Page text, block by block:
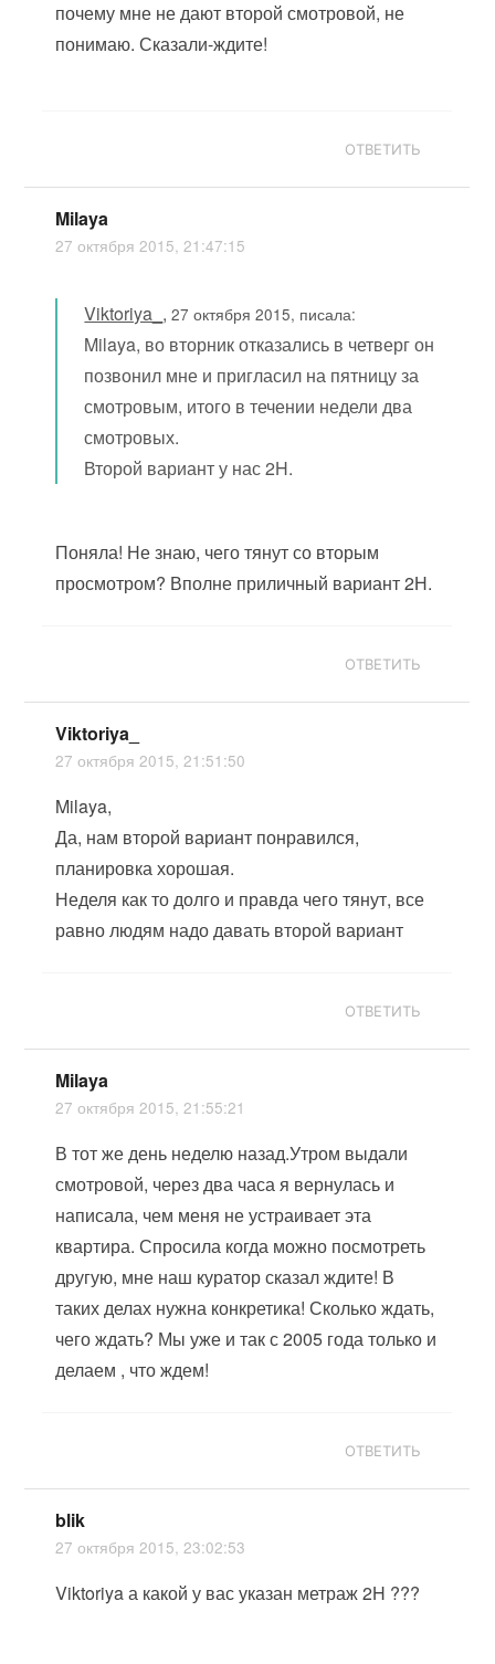
почему мне не дают второй смотровой, не
понимаю. Сказали-ждите!
ОТВЕТИТЬ
Milaya
27 октября 2015, 21:47:15
Viktoriya_ ,27 октября 2015, писала:
Milaya, во вторник отказались в четверг он
позвонил мне и пригласил на пятницу за
смотровым, итого в течении недели два
смотровых.
Второй вариант у нас 2H.
Поняла! Не знаю, чего тянут со вторым
просмотром? Вполне приличный вариант 2Н.
ОТВЕТИТЬ
Viktoriya_
27 октября 2015, 21:51:50
Milaya,
Да, нам второй вариант понравился,
планировка хорошая.
Неделя как то долго и правда чего тянут, все
равно людям надо давать второй вариант
ОТВЕТИТЬ
Milaya
27 октября 2015, 21:55:21
В тот же день неделю назад.Утром выдали
смотровой, через два часа я вернулась и
написала, чем меня не устраивает эта
квартира. Спросила когда можно посмотреть
другую, мне наш куратор сказал ждите! В
таких делах нужна конкретика! Сколько ждать,
чего ждать? Мы уже и так с 2005 года только и
делаем , что ждем!
ОТВЕТИТЬ
blik
27 октября 2015, 23:02:53
Viktoriya а какой у вас указан метраж 2H ???